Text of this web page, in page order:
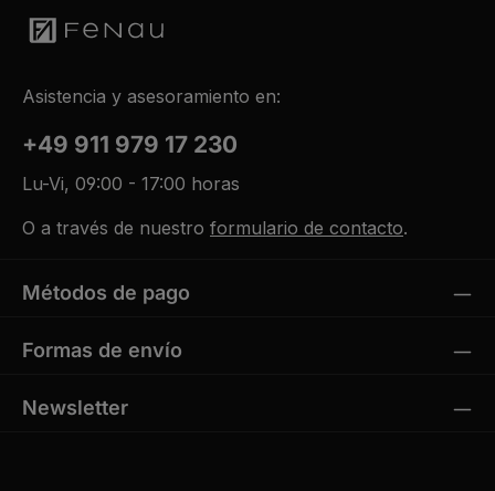
Asistencia y asesoramiento en:
+49 911 979 17 230
Lu-Vi, 09:00 - 17:00 horas
O a través de nuestro formulario de contacto.
Métodos de pago
Formas de envío
Newsletter